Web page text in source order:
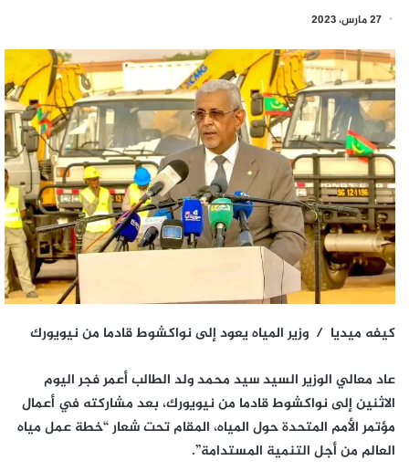
27 مارس، 2023
كيفه ميديا / وزير المياه يعود إلى نواكشوط قادما من نيويورك
عاد معالي الوزير السيد سيد محمد ولد الطالب أعمر فجر اليوم
الاثنين إلى نواكشوط قادما من نيويورك، بعد مشاركته في أعمال
مؤتمر الأمم المتحدة حول المياه، المقام تحت شعار “خطة عمل مياه
العالم من أجل التنمية المستدامة”.